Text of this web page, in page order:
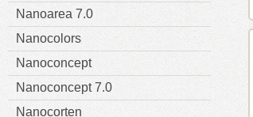
Nanoarea 7.0
Nanocolors
Nanoconcept
Nanoconcept 7.0
Nanocorten